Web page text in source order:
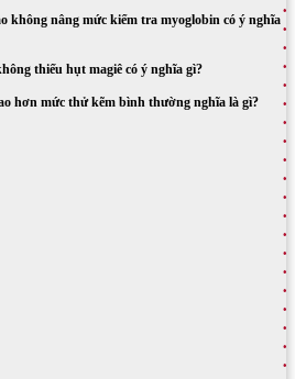
không nâng mức kiểm tra myoglobin có ý nghĩa
thiếu hụt magiê có ý nghĩa gì?
hơn mức thử kẽm bình thường nghĩa là gì?